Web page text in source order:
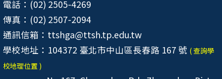
電話：(02) 2505-4269
傳真：(02) 2507-2094
通訊信箱：ttshga@ttsh.tp.edu.tw
學校地址：104372 臺北市中山區長春路 167 號 ( 查詢學
校地理位置 )